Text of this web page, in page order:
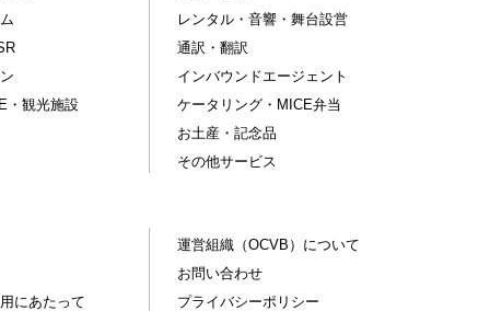
・観光施設
レンタル・音響・舞台設営
通訳・翻訳
インバウンドエージェント
ケータリング・MICE弁当
お土産・記念品
その他サービス
にあたって
運営組織（OCVB）について
お問い合わせ
プライバシーポリシー